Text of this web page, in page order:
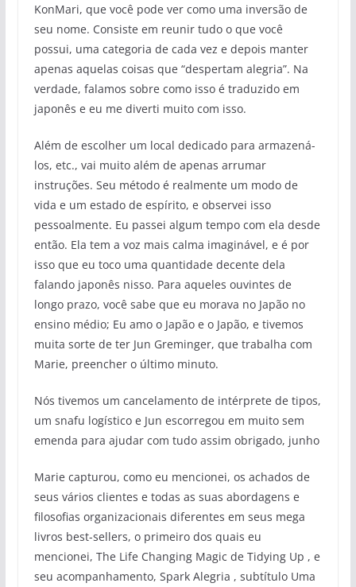
KonMari, que você pode ver como uma inversão de
seu nome. Consiste em reunir tudo o que você
possui, uma categoria de cada vez e depois manter
apenas aquelas coisas que “despertam alegria”. Na
verdade, falamos sobre como isso é traduzido em
japonês e eu me diverti muito com isso.
Além de escolher um local dedicado para armazená-
los, etc., vai muito além de apenas arrumar
instruções. Seu método é realmente um modo de
vida e um estado de espírito, e observei isso
pessoalmente. Eu passei algum tempo com ela desde
então. Ela tem a voz mais calma imaginável, e é por
isso que eu toco uma quantidade decente dela
falando japonês nisso. Para aqueles ouvintes de
longo prazo, você sabe que eu morava no Japão no
ensino médio; Eu amo o Japão e o Japão, e tivemos
muita sorte de ter Jun Greminger, que trabalha com
Marie, preencher o último minuto.
Nós tivemos um cancelamento de intérprete de tipos,
um snafu logístico e Jun escorregou em muito sem
emenda para ajudar com tudo assim obrigado, junho
Marie capturou, como eu mencionei, os achados de
seus vários clientes e todas as suas abordagens e
filosofias organizacionais diferentes em seus mega
livros best-sellers, o primeiro dos quais eu
mencionei, The Life Changing Magic de Tidying Up , e
seu acompanhamento, Spark Alegria , subtítulo Uma